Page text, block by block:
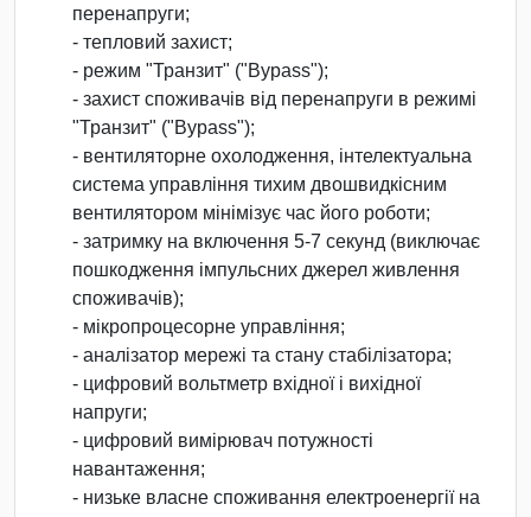
перенапруги;
- тепловий захист;
- режим "Транзит" ("Bypass");
- захист споживачів від перенапруги в режимі
"Транзит" ("Bypass");
- вентиляторне охолодження, інтелектуальна
система управління тихим двошвидкісним
вентилятором мінімізує час його роботи;
- затримку на включення 5-7 секунд (виключає
пошкодження імпульсних джерел живлення
споживачів);
- мікропроцесорне управління;
- аналізатор мережі та стану стабілізатора;
- цифровий вольтметр вхідної і вихідної
напруги;
- цифровий вимірювач потужності
навантаження;
- низьке власне споживання електроенергії на